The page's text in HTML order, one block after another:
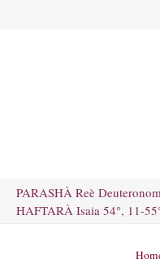
PARASHÀ Reè
HAFTARÀ Isaia 54°, 11-